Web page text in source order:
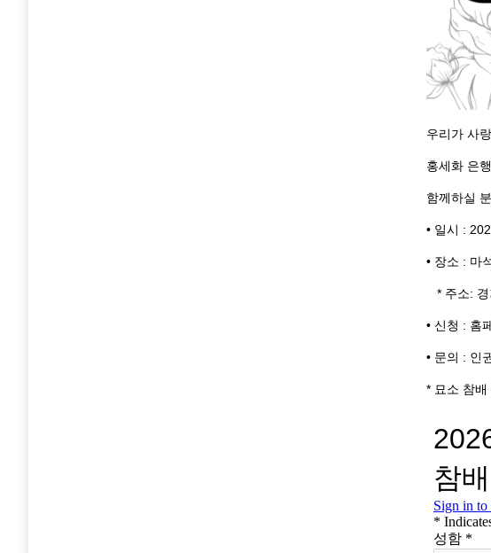
우리가 사
홍세화 은
함께하실
• 일시 :
• 장소 : 마
* 주소: 경
• 신청 : 홈
• 문의 : 인
* 묘소 참